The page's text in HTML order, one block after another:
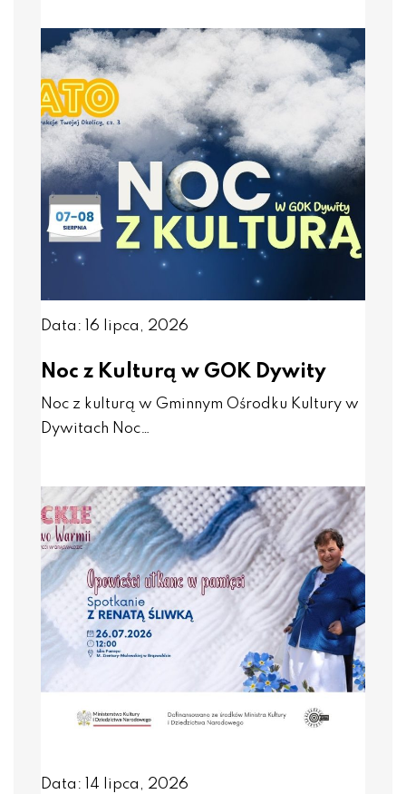
Data: 16 lipca, 2026
Noc z Kulturą w GOK Dywity
Noc z kulturą w Gminnym Ośrodku Kultury w
Dywitach Noc…
Data: 14 lipca, 2026